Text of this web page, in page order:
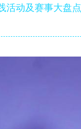
活动及赛事大盘点